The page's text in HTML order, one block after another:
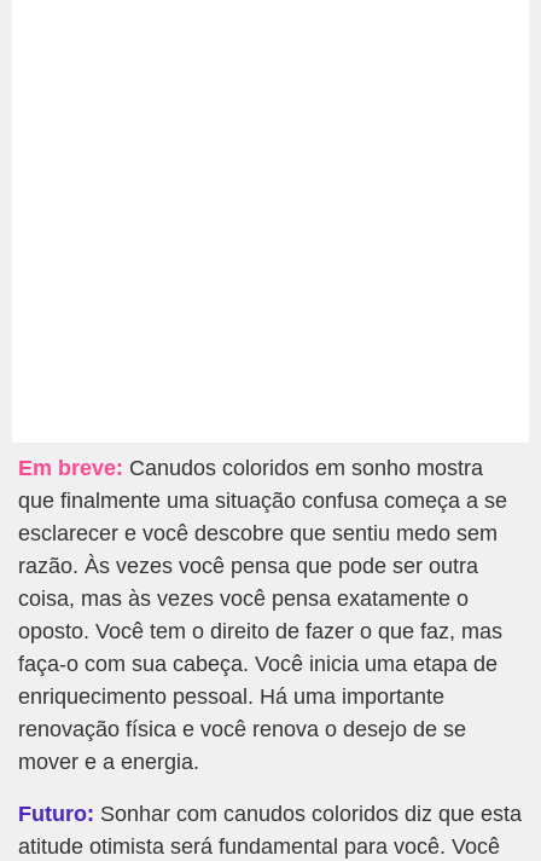
Em breve: Canudos coloridos em sonho mostra
que finalmente uma situação confusa começa a se
esclarecer e você descobre que sentiu medo sem
razão. Às vezes você pensa que pode ser outra
coisa, mas às vezes você pensa exatamente o
oposto. Você tem o direito de fazer o que faz, mas
faça-o com sua cabeça. Você inicia uma etapa de
enriquecimento pessoal. Há uma importante
renovação física e você renova o desejo de se
mover e a energia.
Futuro: Sonhar com canudos coloridos diz que esta
atitude otimista será fundamental para você. Você